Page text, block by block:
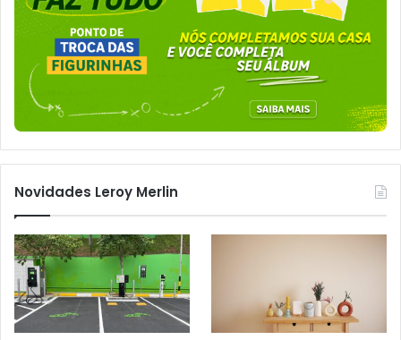
Novidades Leroy Merlin